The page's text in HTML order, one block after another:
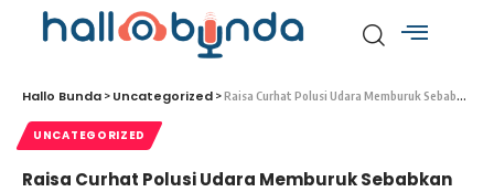
Hallo Bunda > Uncategorized >Raisa Curhat Polusi Udara Memburuk Sebabkan Anaknya Sakit, Begini 5 Cara Meminimalisirnya
UNCATEGORIZED
Raisa Curhat Polusi Udara Memburuk Sebabkan